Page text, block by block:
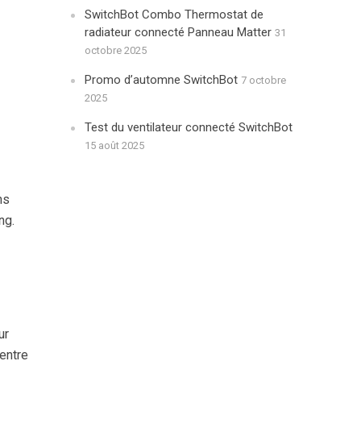
SwitchBot Combo Thermostat de
radiateur connecté Panneau Matter 31
octobre 2025
Promo d’automne SwitchBot 7 octobre
2025
Test du ventilateur connecté SwitchBot
15 août 2025